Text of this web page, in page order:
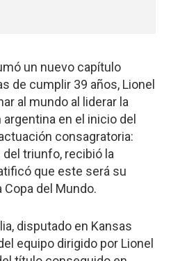
un nuevo capítulo
de cumplir 39 años, Lionel
al mundo al liderar la
en el inicio del
consagratoria:
triunfo, recibió la
que este será su
del Mundo.
disputado en Kansas
equipo dirigido por Lionel